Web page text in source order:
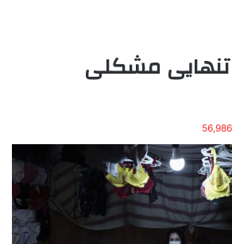
مشکلی
56,986